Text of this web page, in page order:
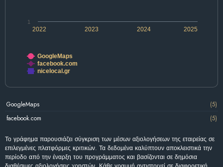
2022 2024
2023 2025
1
GoogleMaps
facebook.com
nicelocal.gr
GoogleMaps
(5)
facebook.com
(5)
Το γράφημα παρουσιάζει σύγκριση των μέσων αξιολογήσεων της εταιρείας σε
επιλεγμένες πλατφόρμες κριτικών. Τα δεδομένα καλύπτουν αποκλειστικά την
περίοδο από την έναρξη του προγράμματος και βασίζονται σε δημόσια